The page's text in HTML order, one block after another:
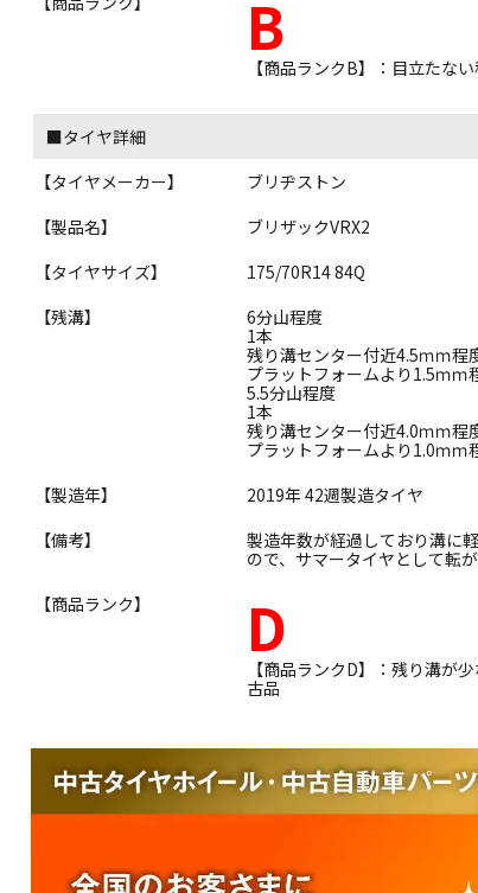
B
【商品ランクB】：目立たな
■タイヤ詳細
【タイヤメーカー】
ブリヂストン
【製品名】
ブリザックVRX2
【タイヤサイズ】
175/70R14 84Q
【残溝】
6分山程度
1本
残り溝センター付近4.5ｍｍ程
プラットフォームより1.5ｍｍ
5.5分山程度
1本
残り溝センター付近4.0ｍｍ程
プラットフォームより1.0ｍｍ
【製造年】
2019年 42週製造タイヤ
【備考】
製造年数が経過しており溝に
ので、サマータイヤとして転
【商品ランク】
D
【商品ランクD】：残り溝が
古品